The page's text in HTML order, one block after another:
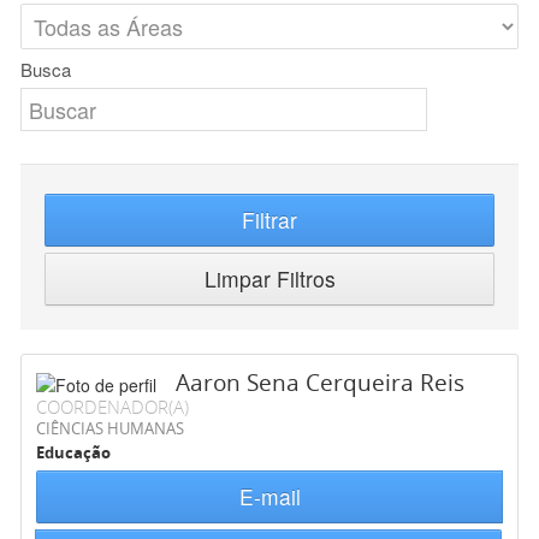
Busca
Filtrar
Limpar Filtros
Aaron Sena Cerqueira Reis
COORDENADOR(A)
CIÊNCIAS HUMANAS
Educação
E-mail